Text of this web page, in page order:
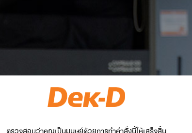
ตรวจสอบว่าคุณเป็นมนุษย์ด้วยการทำคำสั่งนี้ให้เสร็จสิ้น